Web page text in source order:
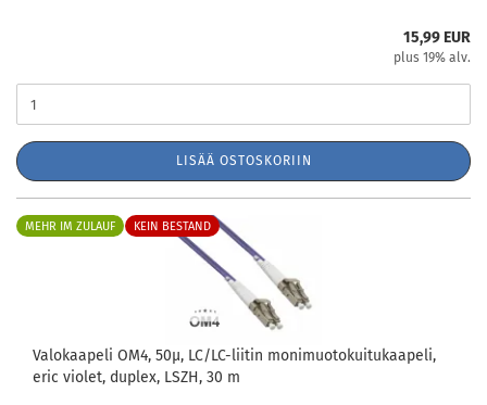
15,99 EUR
plus 19% alv.
LISÄÄ OSTOSKORIIN
MEHR IM ZULAUF KEIN BESTAND
Valokaapeli OM4, 50µ, LC/LC-liitin monimuotokuitukaapeli,
eric violet, duplex, LSZH, 30 m